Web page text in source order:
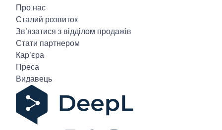
Про нас
Сталий розвиток
Зв’язатися з відділом продажів
Стати партнером
Кар’єра
Преса
Видавець